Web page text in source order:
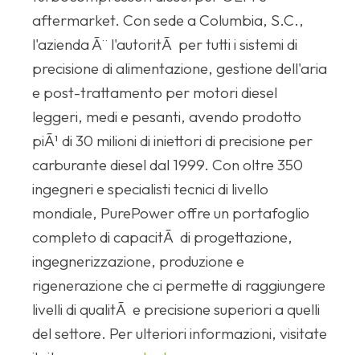
aftermarket. Con sede a Columbia, S.C.,
l'azienda Ã¨ l'autoritÃ per tutti i sistemi di
precisione di alimentazione, gestione dell'aria
e post-trattamento per motori diesel
leggeri, medi e pesanti, avendo prodotto
piÃ¹ di 30 milioni di iniettori di precisione per
carburante diesel dal 1999. Con oltre 350
ingegneri e specialisti tecnici di livello
mondiale, PurePower offre un portafoglio
completo di capacitÃ di progettazione,
ingegnerizzazione, produzione e
rigenerazione che ci permette di raggiungere
livelli di qualitÃ e precisione superiori a quelli
del settore. Per ulteriori informazioni, visitate